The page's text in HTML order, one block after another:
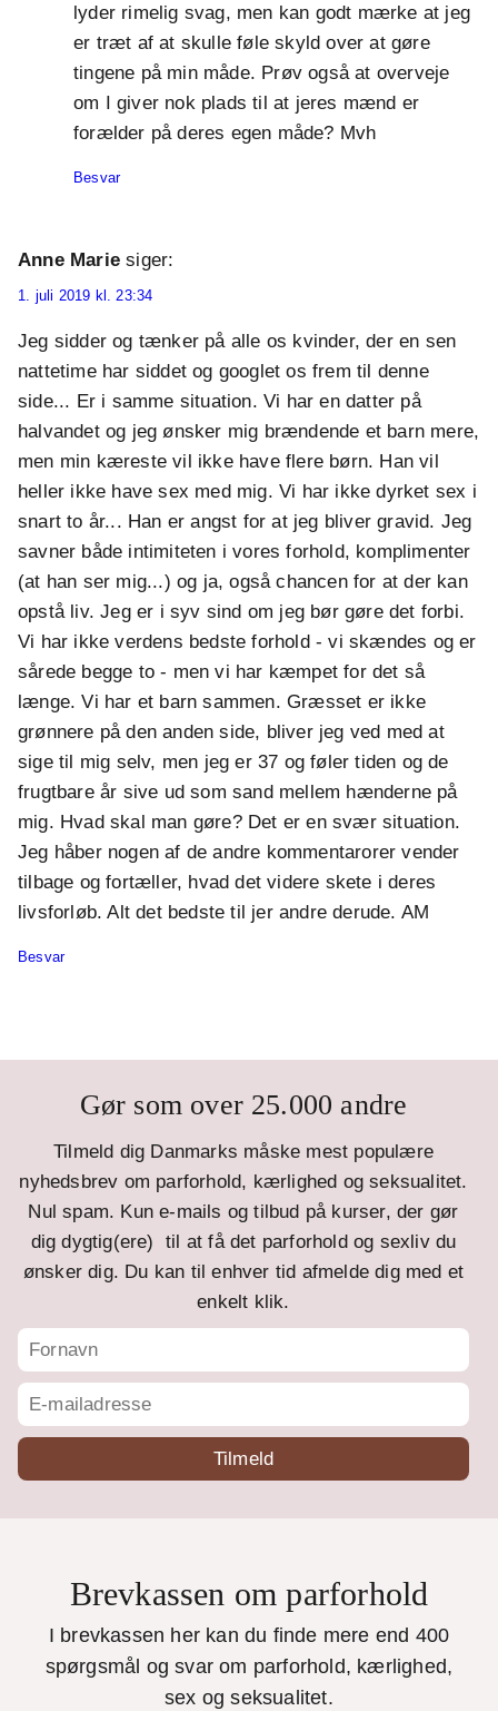
lyder rimelig svag, men kan godt mærke at jeg
er træt af at skulle føle skyld over at gøre
tingene på min måde. Prøv også at overveje
om I giver nok plads til at jeres mænd er
forælder på deres egen måde? Mvh
Besvar
Anne Marie siger:
1. juli 2019 kl. 23:34
Jeg sidder og tænker på alle os kvinder, der en sen
nattetime har siddet og googlet os frem til denne
side... Er i samme situation. Vi har en datter på
halvandet og jeg ønsker mig brændende et barn mere,
men min kæreste vil ikke have flere børn. Han vil
heller ikke have sex med mig. Vi har ikke dyrket sex i
snart to år... Han er angst for at jeg bliver gravid. Jeg
savner både intimiteten i vores forhold, komplimenter
(at han ser mig...) og ja, også chancen for at der kan
opstå liv. Jeg er i syv sind om jeg bør gøre det forbi.
Vi har ikke verdens bedste forhold - vi skændes og er
sårede begge to - men vi har kæmpet for det så
længe. Vi har et barn sammen. Græsset er ikke
grønnere på den anden side, bliver jeg ved med at
sige til mig selv, men jeg er 37 og føler tiden og de
frugtbare år sive ud som sand mellem hænderne på
mig. Hvad skal man gøre? Det er en svær situation.
Jeg håber nogen af de andre kommentarorer vender
tilbage og fortæller, hvad det videre skete i deres
livsforløb. Alt det bedste til jer andre derude. AM
Besvar
Gør som over 25.000 andre
Tilmeld dig Danmarks måske mest populære
nyhedsbrev om parforhold, kærlighed og seksualitet.
Nul spam. Kun e-mails og tilbud på kurser, der gør
dig dygtig(ere) til at få det parforhold og sexliv du
ønsker dig. Du kan til enhver tid afmelde dig med et
enkelt klik.
Brevkassen om parforhold
I brevkassen her kan du finde mere end 400
spørgsmål og svar om parforhold, kærlighed,
sex og seksualitet.